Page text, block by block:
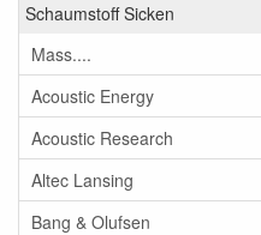
Schaumstoff Sicken
Mass....
Acoustic Energy
Acoustic Research
Altec Lansing
Bang & Olufsen